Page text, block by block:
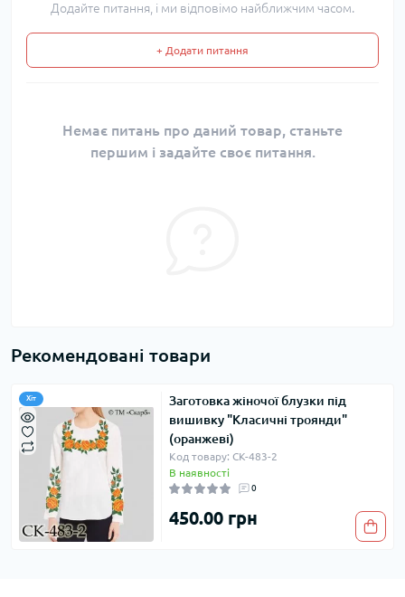
Додайте питання, і ми відповімо найближчим часом.
+ Додати питання
Немає питань про даний товар, станьте
першим і задайте своє питання.
Рекомендовані товари
Хіт
Заготовка жіночої блузки під
вишивку "Класичні троянди"
(оранжеві)
Код товару: СК-483-2
В наявності
0
450.00 грн